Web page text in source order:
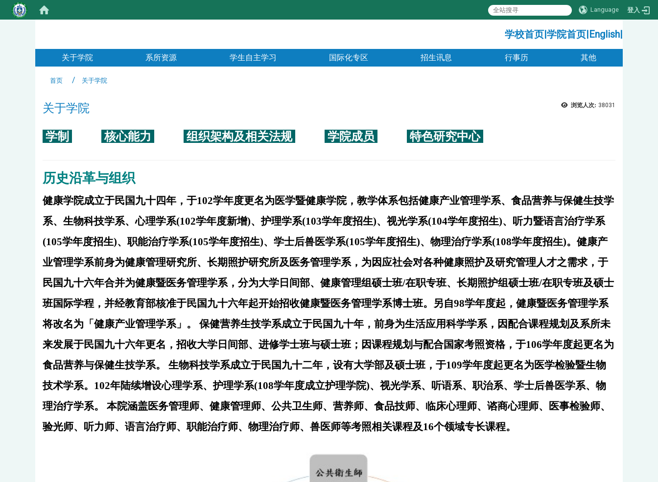
Language 登入
学校首页|学院首页|English|
关于学院 系所资源 学生自主学习 国际化专区 招生讯息 行事历 其他
首页 关于学院
浏览人次: 38031
关于学院
学制 核心能力 组织架构及相关法规 学院成员 特色研究中心
历史沿革与组织
健康学院成立于民国九十四年，于102学年度更名为医学暨健康学院，教学体系包括健康产业管理学系、食品营养与保健生技学
系、生物科技学系、心理学系(102学年度新增)、护理学系(103学年度招生)、视光学系(104学年度招生)、听力暨语言治疗学系
(105学年度招生)、职能治疗学系(105学年度招生)、学士后兽医学系(105学年度招生)、物理治疗学系(108学年度招生)。健康产
业管理学系前身为健康管理研究所、长期照护研究所及医务管理学系，为因应社会对各种健康照护及研究管理人才之需求，于
民国九十六年合并为健康暨医务管理学系，分为大学日间部、健康管理组硕士班/在职专班、长期照护组硕士班/在职专班及硕士
班国际学程，并经教育部核准于民国九十六年起开始招收健康暨医务管理学系博士班。另自98学年度起，健康暨医务管理学系
将改名为「健康产业管理学系」。 保健营养生技学系成立于民国九十年，前身为生活应用科学学系，因配合课程规划及系所未
来发展于民国九十六年更名，招收大学日间部、进修学士班与硕士班；因课程规划与配合国家考照资格，于106学年度起更名为
食品营养与保健生技学系。 生物科技学系成立于民国九十二年，设有大学部及硕士班，于109学年度起更名为医学检验暨生物
技术学系。102年陆续增设心理学系、护理学系(108学年度成立护理学院)、视光学系、听语系、职治系、学士后兽医学系、物
理治疗学系。 本院涵盖医务管理师、健康管理师、公共卫生师、营养师、食品技师、临床心理师、谘商心理师、医事检验师、
验光师、听力师、语言治疗师、职能治疗师、物理治疗师、兽医师等考照相关课程及16个领域专长课程。